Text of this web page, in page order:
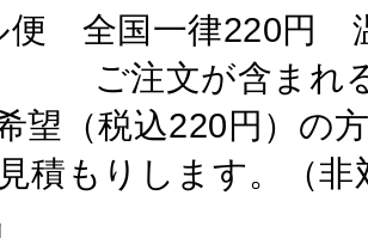
全国一律220円
ご注文が含ま
望（税込220円）の
積もりします。（非